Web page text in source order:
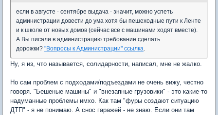
если в августе - сентябре выдача - значит, можно успеть
администрации довести до ума хотя бы пешеходные пути к Ленте
и к школе от новых домов (сейчас все с машинами ходят вместе).
А Вы писали в администрацию требование сделать
дорожки? "Вопросы к Администрации" ссылка.
Ну, я из, что называется, солидарности, написал, мне не жалко.
Но сам проблем с подходами/подъездами не очень вижу, честно
говоря. "Бешеные машины" и "внезапные грузовики" - это какие-то
надуманные проблемы имхо. Как там "фуры создают ситуацию
ДТП" - я не понимаю. А снос гаражей - не знаю. Если они там